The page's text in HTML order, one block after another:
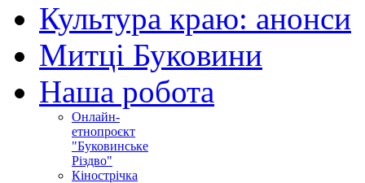
Культура краю: анонси
Митці Буковини
Наша робота
Онлайн-
етнопроєкт
"Буковинське
Різдво"
Кінострічка